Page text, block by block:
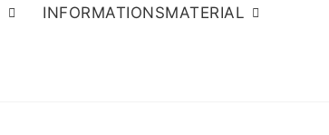
INFORMATIONSMATERIAL